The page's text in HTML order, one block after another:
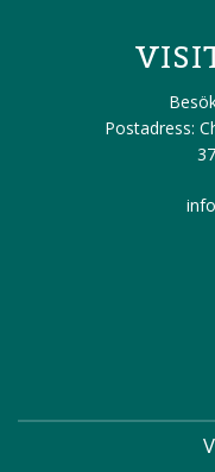
Postadress: